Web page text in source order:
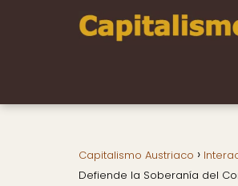
Capitalismo Austriaco
Defiende la Soberanía del